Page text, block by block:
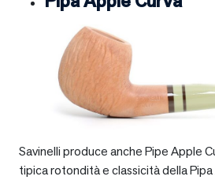
Savinelli produce anche Pipe Apple
tipica rotondità e classicità della